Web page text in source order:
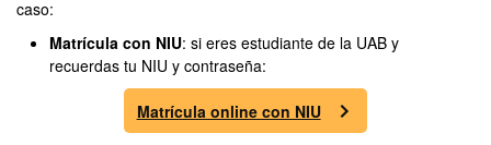
caso:
Matrícula con NIU: si eres estudiante de la UAB y
recuerdas tu NIU y contraseña:
Matrícula online con NIU